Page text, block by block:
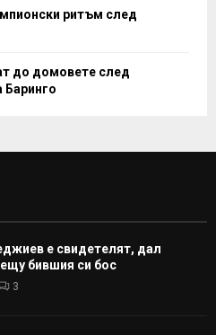
ритъм след
до домовете след
Баринго
е свидетелят, дал
бившия си бос
3